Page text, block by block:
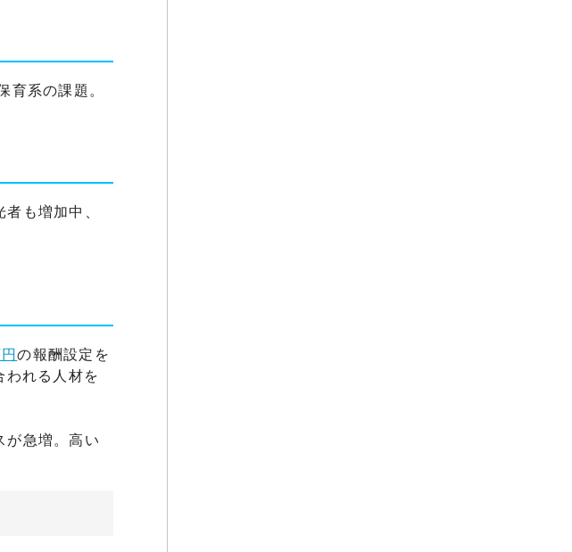
育系の課題。
も増加中、
の報酬設定を
われる人材を
が急増。高い